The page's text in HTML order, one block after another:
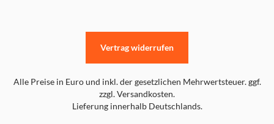
Alle Preise in Euro und inkl. der gesetzlichen Mehrwertsteuer. ggf.
zzgl. Versandkosten.
Lieferung innerhalb Deutschlands.
Vertrag widerrufen